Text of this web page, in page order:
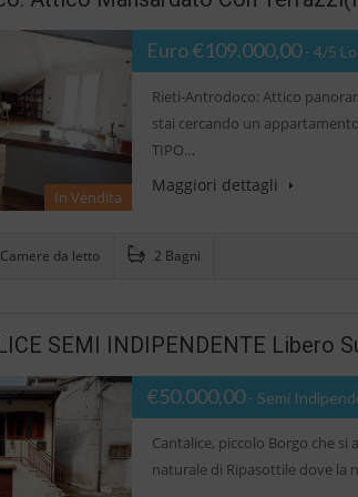
In Vendita
Euro €109.000,00- 4/5
Rieti-Antrodoco: Attico
stai cercando un
TIPO…
Maggiori dettagli
da letto 2 Bagni
SEMI INDIPENDENTE Libero
€50.000,00- Semi
Cantalice, piccolo Borgo che si
naturale di Ripasottile dove la